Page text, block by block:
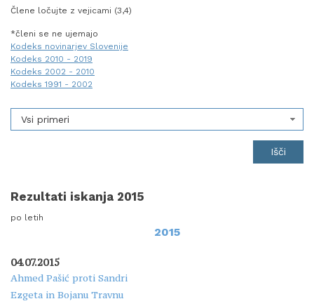
Člene ločujte z vejicami (3,4)
*členi se ne ujemajo
Kodeks novinarjev Slovenije
Kodeks 2010 - 2019
Kodeks 2002 - 2010
Kodeks 1991 - 2002
Vsi primeri
Rezultati iskanja 2015
po letih
2015
04.07.2015
Ahmed Pašić proti Sandri
Ezgeta in Bojanu Travnu